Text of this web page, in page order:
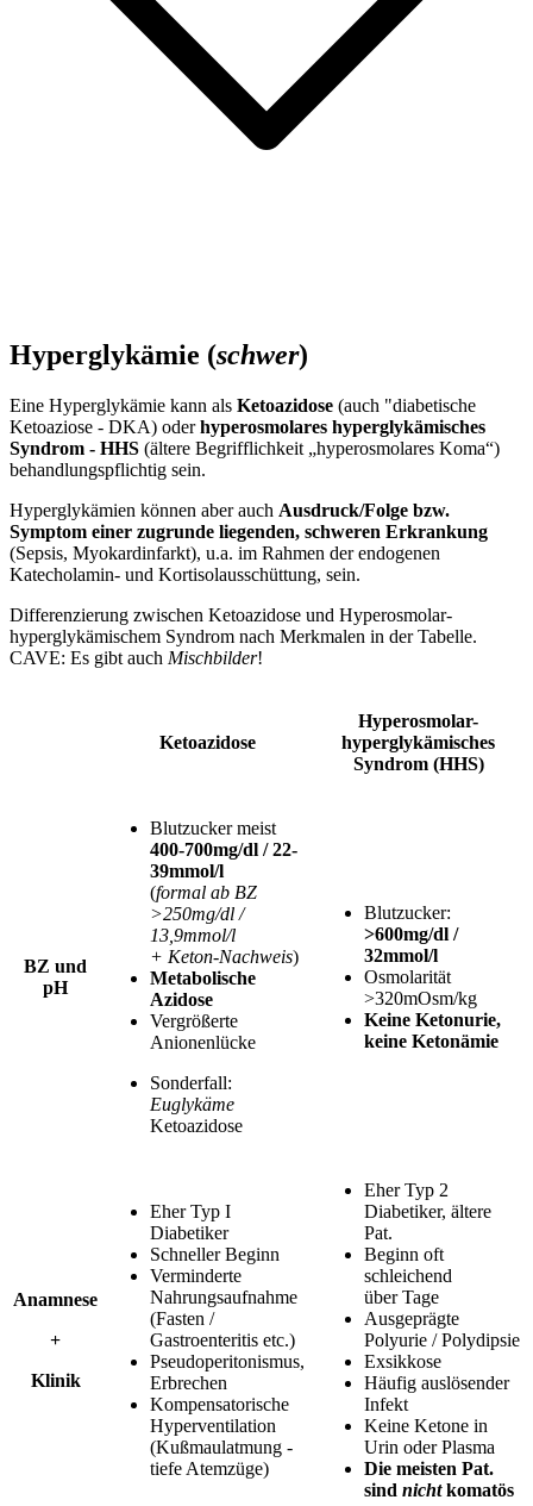
Hyperglykämie (schwer)
Eine Hyperglykämie kann als Ketoazidose (auch "diabetische
Ketoaziose - DKA) oderhyperosmolares hyperglykämisches
Syndrom - HHS (ältere Begrifflichkeit „hyperosmolares Koma“)
behandlungspflichtig sein.
Hyperglykämien können aber auch Ausdruck/Folge bzw.
Symptom einer zugrunde liegenden, schweren Erkrankung
(Sepsis, Myokardinfarkt), u.a. im Rahmen der endogenen
Katecholamin- und Kortisolausschüttung, sein.
Differenzierung zwischen Ketoazidose und Hyperosmolar-
hyperglykämischem Syndrom nach Merkmalen in der Tabelle.
CAVE: Es gibt auch Mischbilder!
Ketoazidose
Hyperosmolar-
hyperglykämisches
Syndrom (HHS)
BZ und
pH
Blutzucker meist
400-700mg/dl / 22-
39mmol/l
(formal ab BZ
>250mg/dl /
13,9mmol/l
+ Keton-Nachweis)
Metabolische
Azidose
Vergrößerte
Anionenlücke
Sonderfall:
Euglykäme
Ketoazidose
Blutzucker:
>600mg/dl /
32mmol/l
Osmolarität
>320mOsm/kg
Keine Ketonurie,
keine Ketonämie
Anamnese
+
Klinik
Eher Typ I
Diabetiker
Schneller Beginn
Verminderte
Nahrungsaufnahme
(Fasten /
Gastroenteritis etc.)
Pseudoperitonismus,
Erbrechen
Kompensatorische
Hyperventilation
(Kußmaulatmung -
tiefe Atemzüge)
Eher Typ 2
Diabetiker, ältere
Pat.
Beginn oft
schleichend
über Tage
Ausgeprägte
Polyurie / Polydipsie
Exsikkose
Häufig auslösender
Infekt
Keine Ketone in
Urin oder Plasma
Die meisten Pat.
sind nichtkomatös